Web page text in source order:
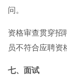
问。
资格审查贯穿招
员不符合应聘资
七、面试